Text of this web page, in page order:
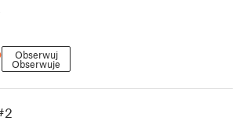
Obserwuj
Obserwuje